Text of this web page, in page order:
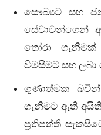
සෞඛ්‍යට සහ
සේවාවන්ගෙන්
තෝරා
විමසීමට සහ ලබා
ගුණාත්මක
ගැනීමට ඇති
ප්‍රතිපත්ති